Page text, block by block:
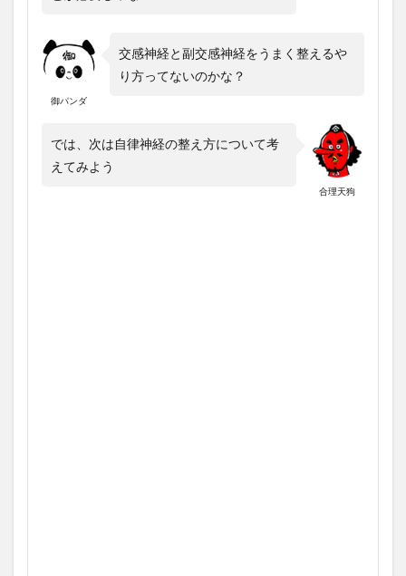
御パンダ
交感神経と副交感神経をうまく整えるや
り方ってないのかな？
合理天狗
では、次は自律神経の整え方について考
えてみよう